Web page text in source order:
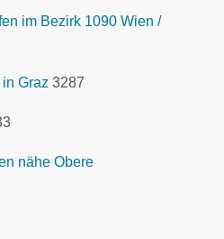
im Bezirk 1090 Wien /
Graz 3287
nähe Obere